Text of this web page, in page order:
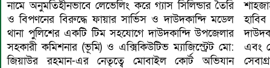
নামে অনুমতিহীনভাবে লেভেলিং করে গ্যাস সিলিন্ডার তৈরি
ও বিপণনের বিরুদ্ধে ফায়ার সার্ভিস ও দাউদকান্দি মডেল
থানা পুলিশের একটি টিম সহযোগে দাউদকান্দি উপজেলার
সহকারী কমিশনার (ভূমি) ও এক্সিকিউটিভ ম্যাজিস্ট্রেট মো:
জিয়াউর রহমান-এর নেতৃত্বে মোবাইল কোর্ট অভিযান
এবং